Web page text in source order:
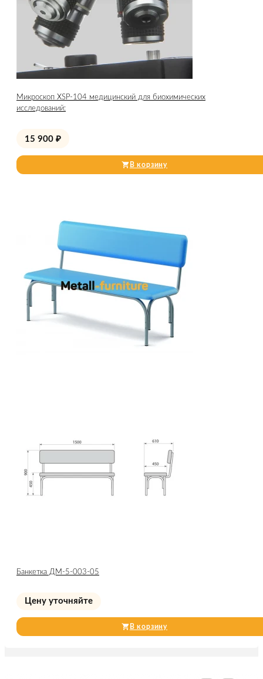
Микроскоп XSP-104 медицинский для биохимических
исследований:
15 900 ₽
В корзину
Банкетка ДМ-5-003-05
Цену уточняйте
В корзину